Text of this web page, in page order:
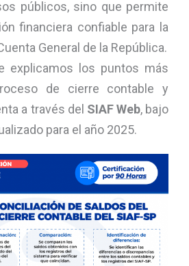
públicos, sino que permite
financiera confiable para la
General de la República.
explicamos los puntos más
de cierre contable y
a través del SIAF Web, bajo
para el año 2025.